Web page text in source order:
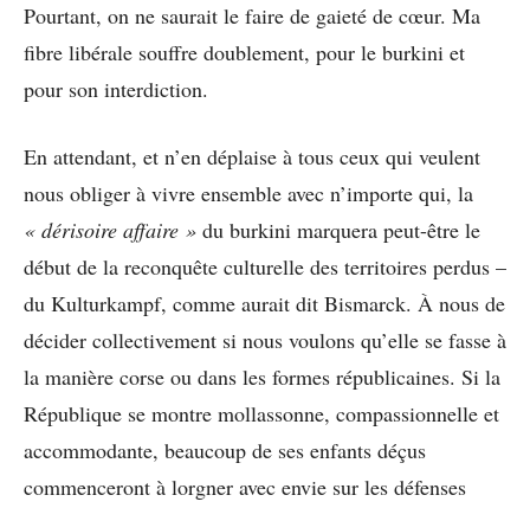
Pourtant, on ne saurait le faire de gaieté de cœur. Ma
fibre libérale souffre doublement, pour le burkini et
pour son interdiction.
En attendant, et n’en déplaise à tous ceux qui veulent
nous obliger à vivre ensemble avec n’importe qui, la
« dérisoire affaire » du burkini marquera peut-être le
début de la reconquête culturelle des territoires perdus –
du Kulturkampf, comme aurait dit Bismarck. À nous de
décider collectivement si nous voulons qu’elle se fasse à
la manière corse ou dans les formes républicaines. Si la
République se montre mollassonne, compassionnelle et
accommodante, beaucoup de ses enfants déçus
commenceront à lorgner avec envie sur les défenses